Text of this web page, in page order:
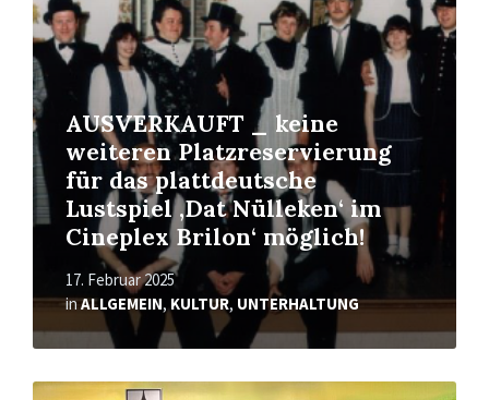
AUSVERKAUFT _ keine
weiteren Platzreservierung
für das plattdeutsche
Lustspiel ‚Dat Nülleken‘ im
Cineplex Brilon‘ möglich!
17. Februar 2025
inALLGEMEIN, KULTUR, UNTERHALTUNG
Mehr